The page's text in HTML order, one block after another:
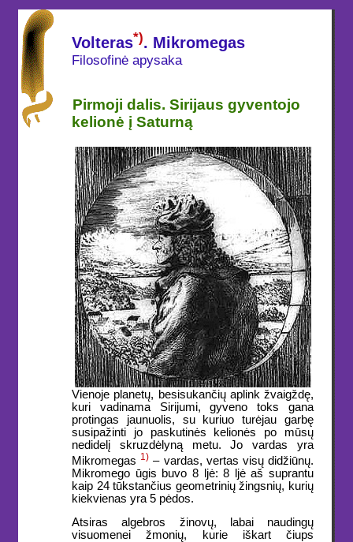
Volteras*). Mikromegas
Filosofinė apysaka
Pirmoji dalis. Sirijaus gyventojo
kelionė į Saturną
Vienoje planetų, besisukančių aplink žvaigždę,
kuri vadinama Sirijumi, gyveno toks gana
protingas jaunuolis, su kuriuo turėjau garbę
susipažinti jo paskutinės kelionės po mūsų
nedidelį skruzdėlyną metu. Jo vardas yra
Mikromegas 1) – vardas, vertas visų didžiūnų.
Mikromego ūgis buvo 8 ljė: 8 ljė aš suprantu
kaip 24 tūkstančius geometrinių žingsnių, kurių
kiekvienas yra 5 pėdos.
Atsiras algebros žinovų, labai naudingų
visuomenei žmonių, kurie iškart čiups